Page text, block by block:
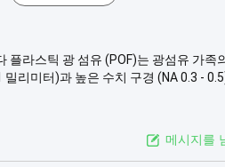
플라스틱 광 섬유 (POF)는 광섬유 가족
리미터)과 높은 수치 구경 (NA 0.3 -
메시지를